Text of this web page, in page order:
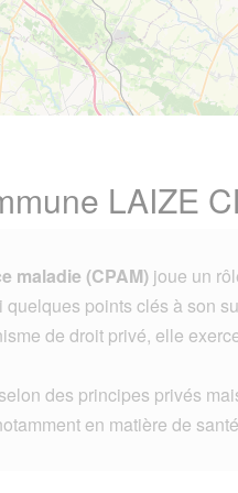
LAIZE
maladie (CPAM)joue un
points clés à son
de droit privé, elle
des principes privés
en matière de